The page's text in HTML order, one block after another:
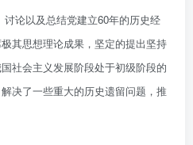
论以及总结党建立60年的历史经
其思想理论成果，坚定的提出坚持
社会主义发展阶段处于初级阶段的
决了一些重大的历史遗留问题，推